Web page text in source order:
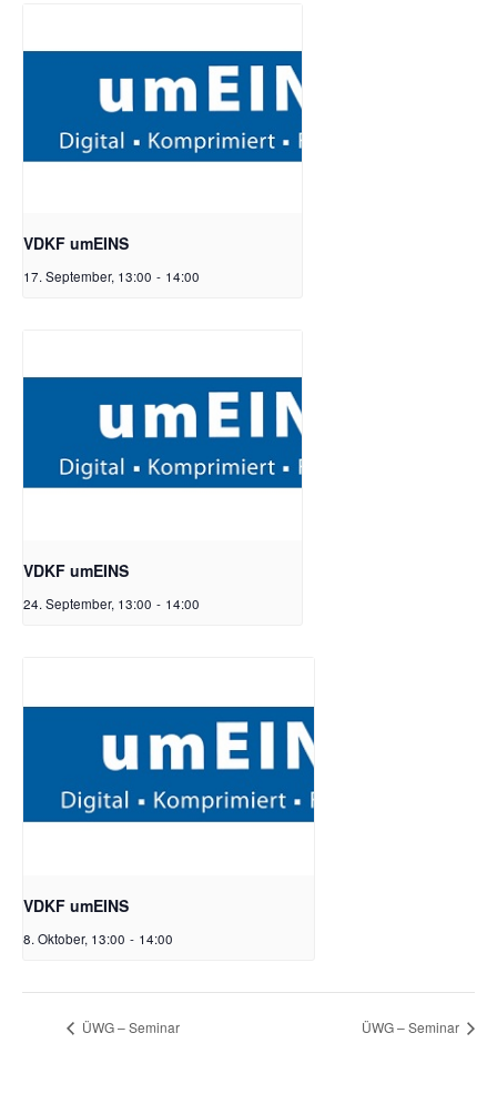
VDKF umEINS
17. September, 13:00 - 14:00
VDKF umEINS
24. September, 13:00 - 14:00
VDKF umEINS
8. Oktober, 13:00 - 14:00
ÜWG – Seminar ÜWG – Seminar